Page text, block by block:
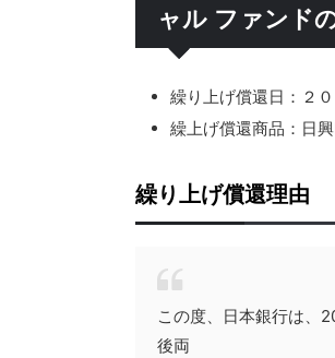
ャル ファンド
繰り上げ償還日：２
繰上げ償還商品：日
繰り上げ償還理由
この度、日本銀行は、
後両